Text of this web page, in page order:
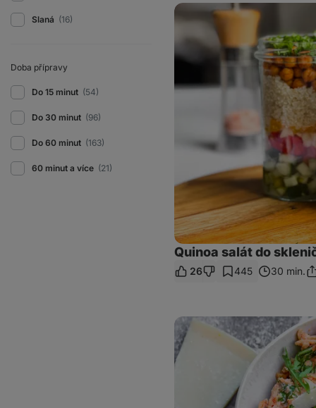
Slaná (16)
Doba přípravy
Do 15 minut (54)
Do 30 minut (96)
Do 60 minut (163)
60 minut a více (21)
Quinoa
skleničky
Quinoa salát do
26 445 30 min.
Čočkové
těstoviny
s
rajčaty
a